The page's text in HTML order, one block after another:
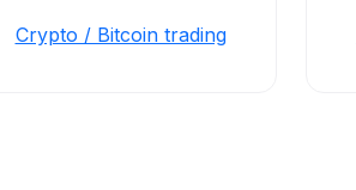
Crypto / Bitcoin trading